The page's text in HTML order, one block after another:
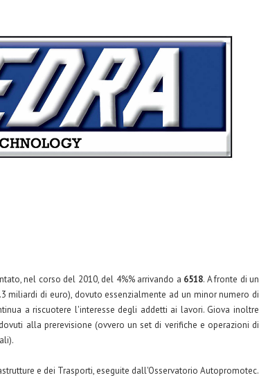
nel corso del 2010, del 4%% arrivando a 6518. A fronte di un
miliardi di euro), dovuto essenzialmente ad un minor numero di
a riscuotere l'interesse degli addetti ai lavori. Giova inoltre
alla prerevisione (ovvero un set di verifiche e operazioni di
e dei Trasporti, eseguite dall'Osservatorio Autopromotec.